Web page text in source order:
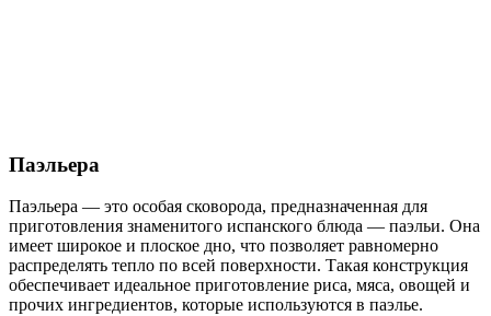
Паэльера
Паэльера — это особая сковорода, предназначенная для
приготовления знаменитого испанского блюда — паэльи. Она
имеет широкое и плоское дно, что позволяет равномерно
распределять тепло по всей поверхности. Такая конструкция
обеспечивает идеальное приготовление риса, мяса, овощей и
прочих ингредиентов, которые используются в паэлье.